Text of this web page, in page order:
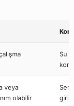
Su
veya
olabilir
Ser